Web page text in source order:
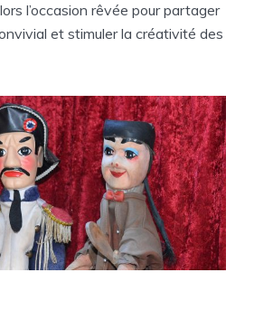
l’occasion rêvée pour partager
et stimuler la créativité des